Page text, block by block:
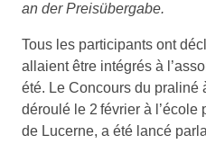
an der Preisübergabe.
Tous les participants ont
allaient être intégrés à
été. Le Concours du praliné
déroulé le 2 février à
de Lucerne, a été lancé